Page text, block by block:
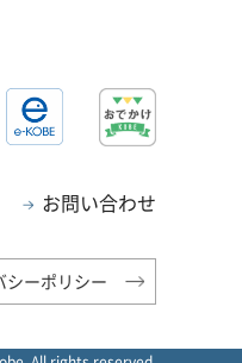
お問い合わせ
シーポリシー